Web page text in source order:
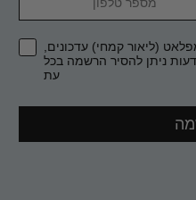
(ליאור קמחי) עדכונים,
הטבות ודיוור שיווקי במייל ובהודעות ניתן להסיר הרשמה בכל
עת